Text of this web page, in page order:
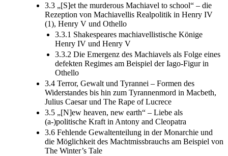
3.3 „[S]et the murderous Machiavel to school“ – die
Rezeption von Machiavellis Realpolitik in Henry IV
(1), Henry V und Othello
3.3.1 Shakespeares machiavellistische Könige
Henry IV und Henry V
3.3.2 Die Emergenz des Machiavels als Folge eines
defekten Regimes am Beispiel der Iago-Figur in
Othello
3.4 Terror, Gewalt und Tyrannei – Formen des
Widerstandes bis hin zum Tyrannenmord in Macbeth,
Julius Caesar und The Rape of Lucrece
3.5 „[N]ew heaven, new earth“ – Liebe als
(a-)politische Kraft in Antony and Cleopatra
3.6 Fehlende Gewaltenteilung in der Monarchie und
die Möglichkeit des Machtmissbrauchs am Beispiel von
The Winter’s Tale